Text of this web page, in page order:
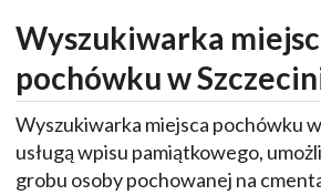
Wyszukiwarka
pochówku w
Wyszukiwarka miejsca pochówku
usługą wpisu pamiątkowego,
grobu osoby pochowanej na